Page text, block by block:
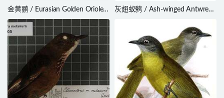
金黄鹂 / Eurasian Golden Oriole /
Oriolus oriolus
灰翅蚁鹩 / Ash-winged Antwren